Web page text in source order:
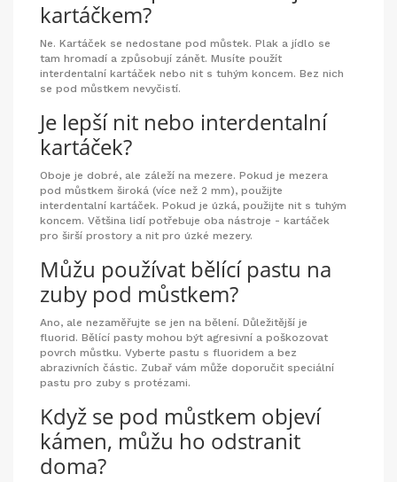
kartáčkem?
Ne. Kartáček se nedostane pod můstek. Plak a jídlo se
tam hromadí a způsobují zánět. Musíte použít
interdentalní kartáček nebo nit s tuhým koncem. Bez nich
se pod můstkem nevyčistí.
Je lepší nit nebo interdentalní
kartáček?
Oboje je dobré, ale záleží na mezere. Pokud je mezera
pod můstkem široká (více než 2 mm), použijte
interdentalní kartáček. Pokud je úzká, použijte nit s tuhým
koncem. Většina lidí potřebuje oba nástroje - kartáček
pro širší prostory a nit pro úzké mezery.
Můžu používat bělící pastu na
zuby pod můstkem?
Ano, ale nezaměřujte se jen na bělení. Důležitější je
fluorid. Bělící pasty mohou být agresivní a poškozovat
povrch můstku. Vyberte pastu s fluoridem a bez
abrazivních částic. Zubař vám může doporučit speciální
pastu pro zuby s protézami.
Když se pod můstkem objeví
kámen, můžu ho odstranit
doma?